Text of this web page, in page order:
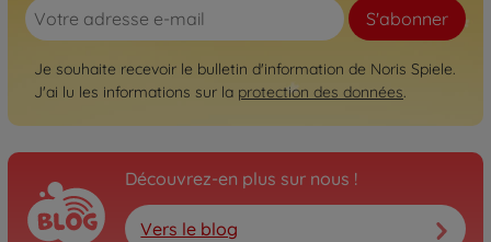
S'abonner
Je souhaite recevoir le bulletin d'information de Noris Spiele.
J'ai lu les informations sur la protection des données.
Découvrez-en plus sur nous !
Vers le blog